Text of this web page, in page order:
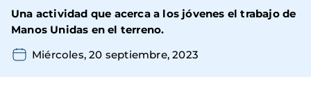
Una actividad que acerca a los jóvenes el trabajo de
Manos Unidas en el terreno.
Miércoles, 20 septiembre, 2023